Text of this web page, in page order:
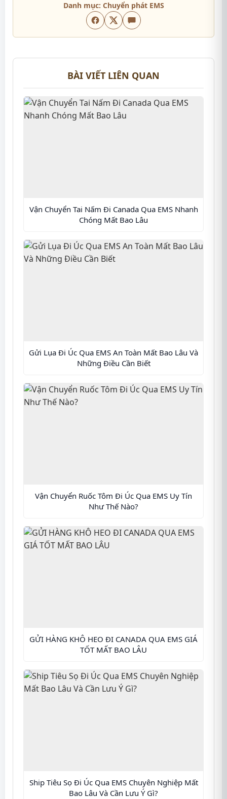
Danh mục: Chuyển phát EMS
BÀI VIẾT LIÊN QUAN
Vận Chuyển Tai Nấm Đi Canada Qua EMS Nhanh
Chóng Mất Bao Lâu
Gửi Lụa Đi Úc Qua EMS An Toàn Mất Bao Lâu Và
Những Điều Cần Biết
Vận Chuyển Ruốc Tôm Đi Úc Qua EMS Uy Tín
Như Thế Nào?
GỬI HÀNG KHÔ HEO ĐI CANADA QUA EMS GIÁ
TỐT MẤT BAO LÂU
Ship Tiêu Sọ Đi Úc Qua EMS Chuyên Nghiệp Mất
Bao Lâu Và Cần Lưu Ý Gì?